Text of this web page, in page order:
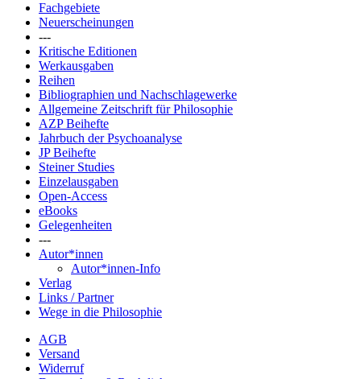
Fachgebiete
Neuerscheinungen
---
Kritische Editionen
Werkausgaben
Reihen
Bibliographien und Nachschlagewerke
Allgemeine Zeitschrift für Philosophie
AZP Beihefte
Jahrbuch der Psychoanalyse
JP Beihefte
Steiner Studies
Einzelausgaben
Open-Access
eBooks
Gelegenheiten
---
Autor*innen
Autor*innen-Info
Verlag
Links / Partner
Wege in die Philosophie
AGB
Versand
Widerruf